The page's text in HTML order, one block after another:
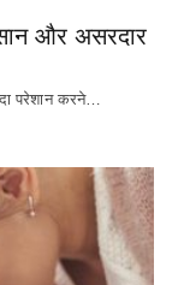
और असरदार
परेशान करने…